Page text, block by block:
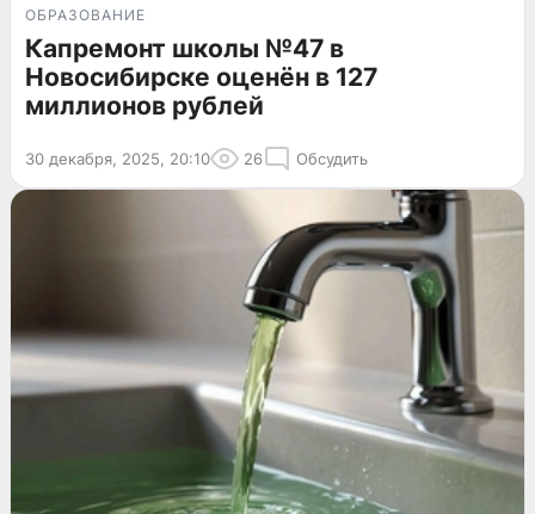
ОБРАЗОВАНИЕ
Капремонт школы №47 в
Новосибирске оценён в 127
миллионов рублей
30 декабря, 2025, 20:10 26 Обсудить